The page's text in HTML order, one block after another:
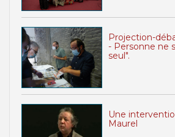
Projection-
- Personne ne
seul".
Une
Maurel